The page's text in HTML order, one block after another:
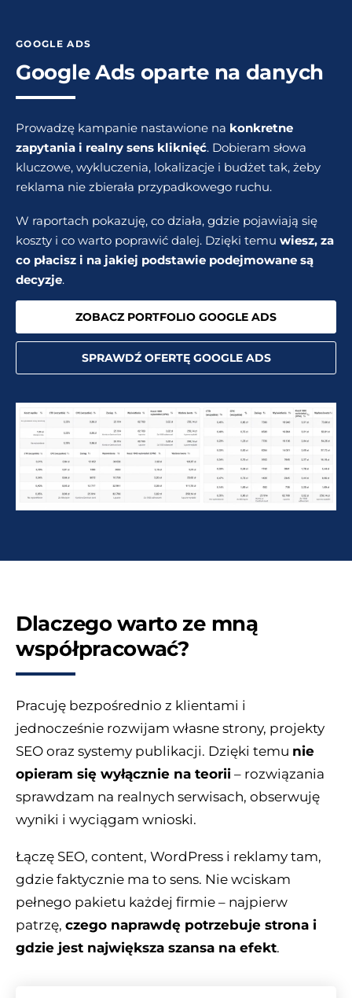
GOOGLE ADS
Google Ads oparte na danych
Prowadzę kampanie nastawione na konkretne
zapytania i realny sens kliknięć. Dobieram słowa
kluczowe, wykluczenia, lokalizacje i budżet tak, żeby
reklama nie zbierała przypadkowego ruchu.
W raportach pokazuję, co działa, gdzie pojawiają się
koszty i co warto poprawić dalej. Dzięki temu wiesz, za
co płacisz i na jakiej podstawie podejmowane są
decyzje.
ZOBACZ PORTFOLIO GOOGLE ADS
SPRAWDŹ OFERTĘ GOOGLE ADS
Dlaczego warto ze mną
współpracować?
Pracuję bezpośrednio z klientami i
jednocześnie rozwijam własne strony, projekty
SEO oraz systemy publikacji. Dzięki temu nie
opieram się wyłącznie na teorii – rozwiązania
sprawdzam na realnych serwisach, obserwuję
wyniki i wyciągam wnioski.
Łączę SEO, content, WordPress i reklamy tam,
gdzie faktycznie ma to sens. Nie wciskam
pełnego pakietu każdej firmie – najpierw
patrzę, czego naprawdę potrzebuje strona i
gdzie jest największa szansa na efekt.